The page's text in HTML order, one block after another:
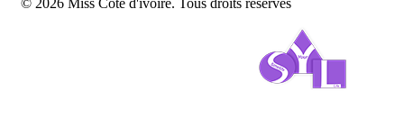
© 2026 Miss Côte d'ivoire. Tous droits réservés